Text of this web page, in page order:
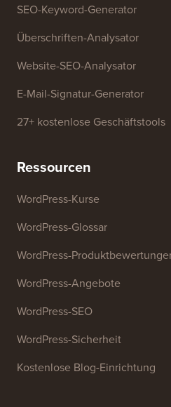
SEO-Keyword-Generator
Überschriften-Analysator
Website-SEO-Analysator
E-Mail-Signatur-Generator
27+ kostenlose Geschäftstools
Ressourcen
WordPress-Kurse
WordPress-Glossar
WordPress-
WordPress-Angebote
WordPress-SEO
WordPress-Sicherheit
Kostenlose Blog-Einrichtung